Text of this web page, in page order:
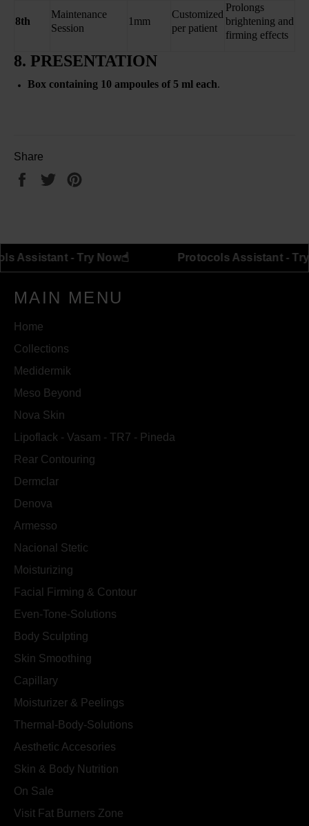
8th
Maintenance
Session
1mm
Customized
per patient
Prolongs
brightening and
firming effects
8. PRESENTATION
Box containing 10 ampoules of 5 ml each.
Share
Share
Tweet
Protocols Assistant - Try Now☝︎ Protocols
MAIN MENU
Home
Collections
Medidermik
Meso Beyond
Nova Skin
Lipoflack - Vasam - TR7 - Pineda
Rear Contouring
Dermclar
Denova
Armesso
Nacional Stetic
Moisturizing
Facial Firming & Contour
Even-Tone-Solutions
Body Sculpting
Skin Smoothing
Capillary
Moisturizer & Peelings
Thermal-Body-Solutions
Aesthetic Accesories
Skin & Body Nutrition
On Sale
Visit Fat Burners Zone